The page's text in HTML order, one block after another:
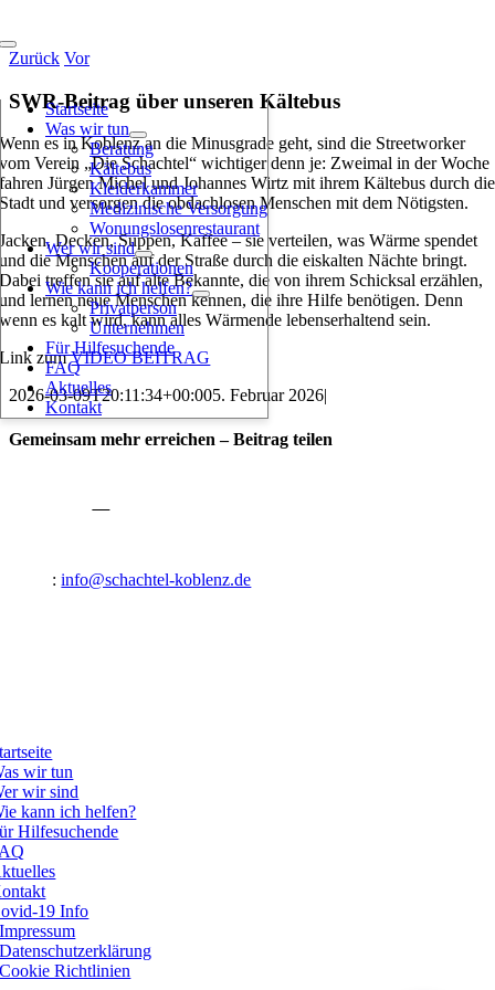
Inhalt
springen
Toggle
Navigation
Startseite
Was wir tun
Beratung
Kältebus
Kleiderkammer
Medizinische Versorgung
Wonungslosenrestaurant
Wer wir sind
Kooperationen
Wie kann ich helfen?
Privatperson
Unternehmen
Für Hilfesuchende
FAQ
Aktuelles
Kontakt
Zurück Vor
SWR-Beitrag über unseren Kältebus
Wenn es in Koblenz an die Minusgrade geht, sind die Streetworker
vom Verein „Die Schachtel“ wichtiger denn je: Zweimal in der Woche
fahren Jürgen Michel und Johannes Wirtz mit ihrem Kältebus durch die
Stadt und versorgen die obdachlosen Menschen mit dem Nötigsten.
Jacken, Decken, Suppen, Kaffee – sie verteilen, was Wärme spendet
und die Menschen auf der Straße durch die eiskalten Nächte bringt.
Dabei treffen sie auf alte Bekannte, die von ihrem Schicksal erzählen,
und lernen neue Menschen kennen, die ihre Hilfe benötigen. Denn
wenn es kalt wird, kann alles Wärmende lebenserhaltend sein.
Link zumVIDEO BEITRAG
2026-03-09T20:11:34+00:005. Februar 2026|
Gemeinsam mehr erreichen – Beitrag teilen
:info@schachtel-koblenz.de
wir tun
wir sind
kann ich helfen?
Hilfesuchende
19 Info
Impressum
Datenschutzerklärung
Cookie Richtlinien